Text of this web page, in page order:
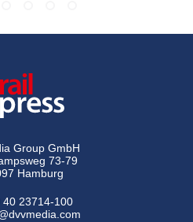
Group GmbH
73-79
Hamburg
40 23714-100